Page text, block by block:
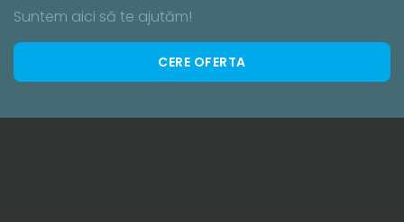
Suntem aici să te ajutăm!
CERE OFERTA